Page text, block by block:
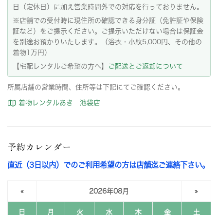
日（定休日）に加え営業時間外での対応を行っておりません。
※店舗での受付時に現住所の確認できる身分証（免許証や保険
証など）をご提示ください。ご提示いただけない場合は保証金
を別途お預かりいたします。（浴衣・小紋5,000円、その他の
着物1万円）
【宅配レンタルご希望の方へ】
ご配送とご返却について
所属店舗の営業時間、住所等は下記にてご確認ください。
着物レンタルあき 池袋店
予約カレンダー
直近（3日以内）でのご利用希望の方は店舗迄ご連絡下さい。
« 2026年08月 »
日 月 火 水 木 金 土